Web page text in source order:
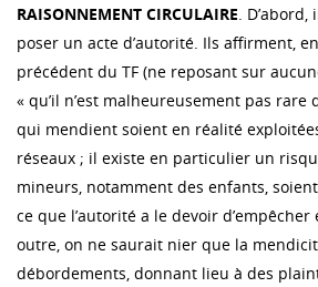
RAISONNEMENT CIRCULAIRE.
poser un acte d’autorité. Ils affirment,
précédent du TF (ne reposant sur
« qu’il n’est malheureusement pas rare
qui mendient soient en réalité
réseaux ; il existe en particulier un
mineurs, notamment des enfants,
ce que l’autorité a le devoir
outre, on ne saurait nier que la
débordements, donnant lieu à des